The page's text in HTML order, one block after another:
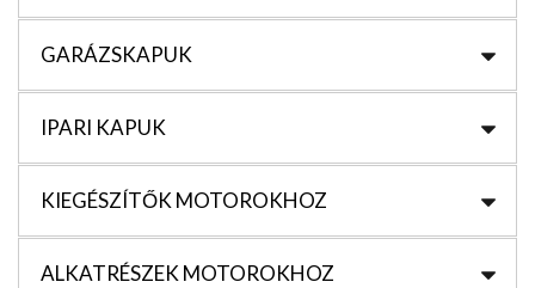
GARÁZSKAPUK
IPARI KAPUK
KIEGÉSZÍTŐK MOTOROKHOZ
ALKATRÉSZEK MOTOROKHOZ